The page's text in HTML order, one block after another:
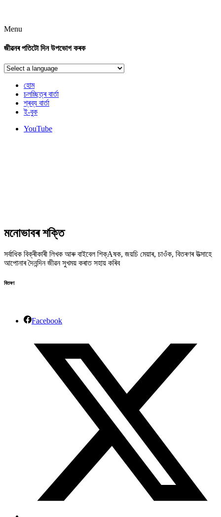
Menu
জীৱনৰ পতিটো দিন উপভোগ কৰক
হোম
চলচ্ছিত্ৰ বাৰ্তা
শ্ৰব্য বাৰ্তা
ই-বুক
YouTube
মনোভাবৰ শক্তি
সৰ্বাধিক বিক্ৰীকাৰী লিখক আৰু বাইবেল শিক্Aষক, জয়চি মেয়াৰ, চাওঁক, বিতৰণৰ উত্সাহে
আপোনাৰ দৈনন্দিন জীৱন সুখময় কৰাত সহায় কৰিব
বিতৰণ
Facebook